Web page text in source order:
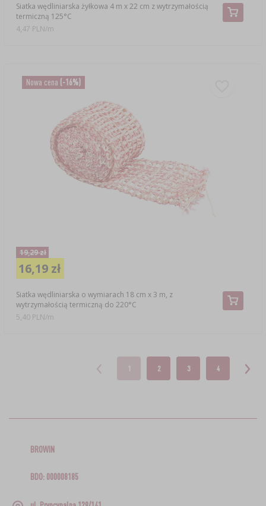
Siatka wędliniarska żyłkowa 4 m x 22 cm z wytrzymałością
termiczną 125°C
4,47 PLN/m
Nowa cena (-16%)
Siatka wędliniarska o wymiarach 18 cm x 3 m, z
wytrzymałością termiczną do 220°C
19,29 zł
16,19 zł
5,40 PLN/m
1 2 3 4
BROWIN
BDO: 000008185